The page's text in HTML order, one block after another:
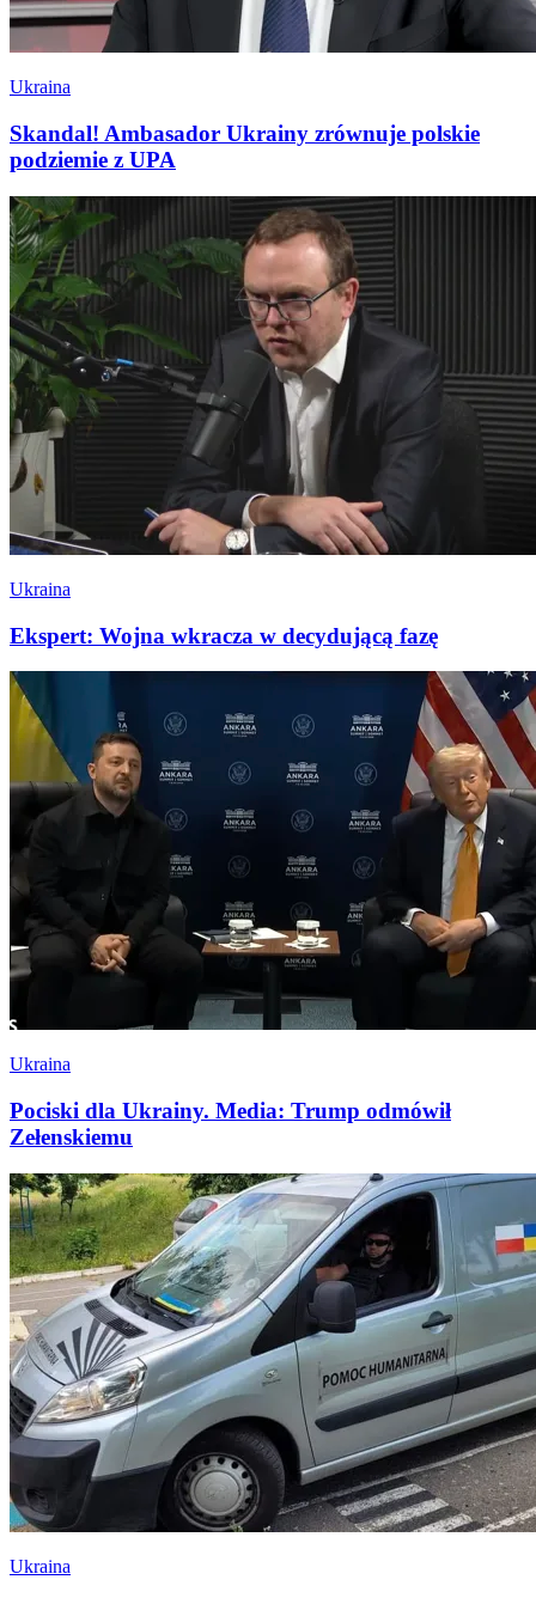
Ukraina
Skandal! Ambasador Ukrainy zrównuje polskie
podziemie z UPA
Ukraina
Ekspert: Wojna wkracza w decydującą fazę
Ukraina
Pociski dla Ukrainy. Media: Trump odmówił
Zełenskiemu
Ukraina